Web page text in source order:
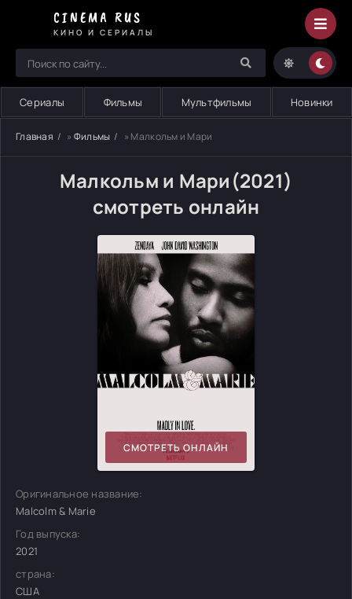
CINEMA RUS
КИНО И СЕРИАЛЫ
Сериалы Фильмы Мультфильмы Новинки
Главная » Фильмы » Малкольм и Мари
Малкольм и Мари(2021)
смотреть онлайн
СМОТРЕТЬ ОНЛАЙН
Оригинальное название:
Malcolm & Marie
Год выпуска:
2021
страна:
США